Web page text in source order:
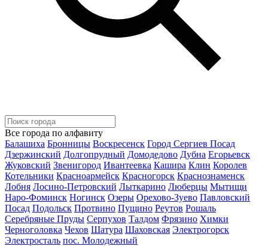
Все города по алфавиту
Балашиха Бронницы Воскресенск Город Сергиев Посад
Дзержинский Долгопрудный Домодедово Дубна Егорьевск
Жуковский Звенигород Ивантеевка Кашира Клин Королев
Котельники Красноармейск Красногорск Краснознаменск
Лобня Лосино-Петровский Лыткарино Люберцы Мытищи
Наро-Фоминск Ногинск Озеры Орехово-Зуево Павловский
Посад Подольск Протвино Пущино Реутов Рошаль
Серебряные Пруды Серпухов Талдом Фрязино Химки
Черноголовка Чехов Шатура Шаховская Электрогорск
Электросталь пос. Молодежный